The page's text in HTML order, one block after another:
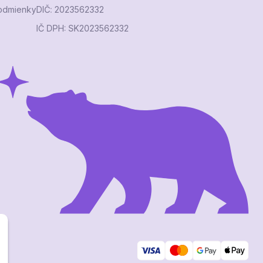
DIČ: 2023562332
IČ DPH: SK2023562332